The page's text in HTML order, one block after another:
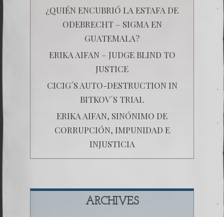
¿QUIÉN ENCUBRIÓ LA ESTAFA DE
ODEBRECHT – SIGMA EN
GUATEMALA?
ERIKA AIFAN – JUDGE BLIND TO
JUSTICE
CICIG´S AUTO-DESTRUCTION IN
BITKOV´S TRIAL
ERIKA AIFAN, SINÓNIMO DE
CORRUPCIÓN, IMPUNIDAD E
INJUSTICIA
ARCHIVES